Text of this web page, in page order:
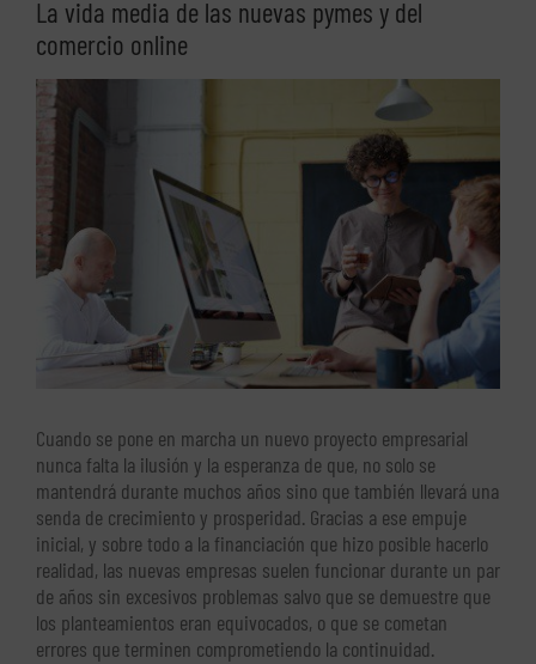
La vida media de las nuevas pymes y del
comercio online
Ver
imagen
más
grande
Cuando se pone en marcha un nuevo proyecto empresarial
nunca falta la ilusión y la esperanza de que, no solo se
mantendrá durante muchos años sino que también llevará una
senda de crecimiento y prosperidad. Gracias a ese empuje
inicial, y sobre todo a la financiación que hizo posible hacerlo
realidad, las nuevas empresas suelen funcionar durante un par
de años sin excesivos problemas salvo que se demuestre que
los planteamientos eran equivocados, o que se cometan
errores que terminen comprometiendo la continuidad.